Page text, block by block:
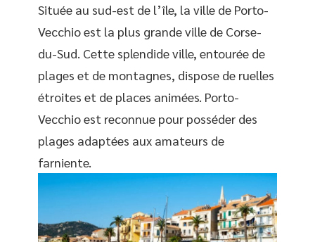
Située au sud-est de l’île, la ville de Porto-
Vecchio est la plus grande ville de Corse-
du-Sud. Cette splendide ville, entourée de
plages et de montagnes, dispose de ruelles
étroites et de places animées. Porto-
Vecchio est reconnue pour posséder des
plages adaptées aux amateurs de
farniente.